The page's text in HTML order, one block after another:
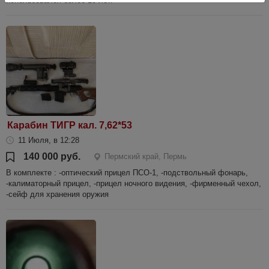
Карабин ТИГР кал. 7,62*53
11 Июля, в 12:28
140 000 руб.
Пермский край, Пермь
В комплекте : -оптический прицел ПСО-1, -подствольный фонарь,
-калиматорный прицел, -прицел ночного видения, -фирменный чехол,
-сейф для хранения оружия